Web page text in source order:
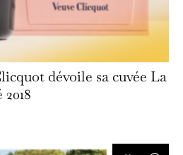
dévoile sa cuvée La